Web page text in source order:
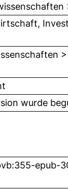
wurde
epub-